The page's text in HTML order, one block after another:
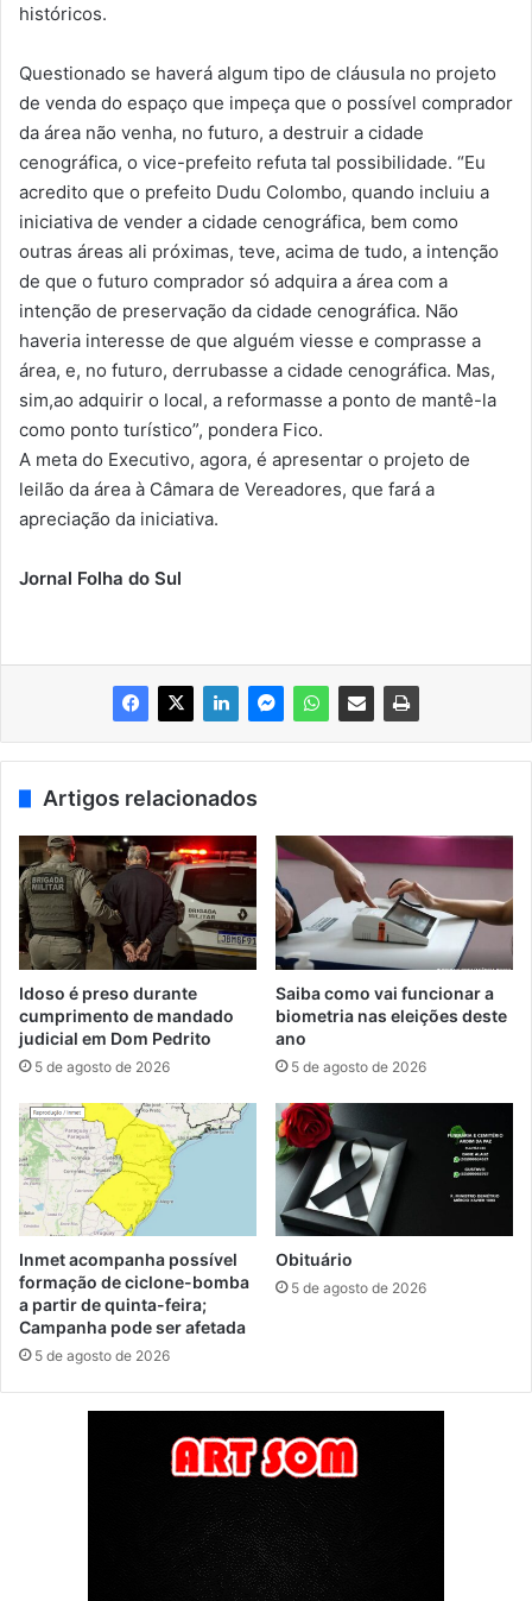
históricos.
Questionado se haverá algum tipo de cláusula no projeto
de venda do espaço que impeça que o possível comprador
da área não venha, no futuro, a destruir a cidade
cenográfica, o vice-prefeito refuta tal possibilidade. “Eu
acredito que o prefeito Dudu Colombo, quando incluiu a
iniciativa de vender a cidade cenográfica, bem como
outras áreas ali próximas, teve, acima de tudo, a intenção
de que o futuro comprador só adquira a área com a
intenção de preservação da cidade cenográfica. Não
haveria interesse de que alguém viesse e comprasse a
área, e, no futuro, derrubasse a cidade cenográfica. Mas,
sim,ao adquirir o local, a reformasse a ponto de mantê-la
como ponto turístico”, pondera Fico.
A meta do Executivo, agora, é apresentar o projeto de
leilão da área à Câmara de Vereadores, que fará a
apreciação da iniciativa.
Jornal Folha do Sul
Artigos relacionados
Idoso é preso durante
cumprimento de mandado
judicial em Dom Pedrito
5 de agosto de 2026
Saiba como vai funcionar a
biometria nas eleições deste
ano
5 de agosto de 2026
Inmet acompanha possível
formação de ciclone-bomba
a partir de quinta-feira;
Campanha pode ser afetada
5 de agosto de 2026
Obituário
5 de agosto de 2026